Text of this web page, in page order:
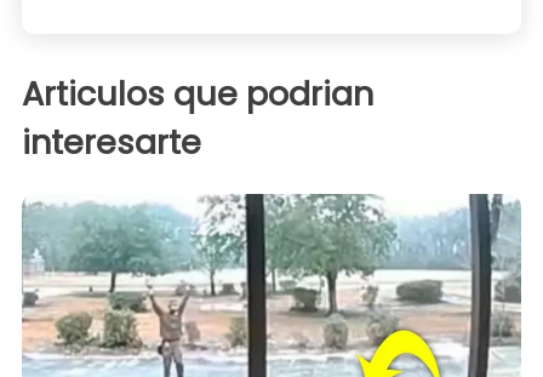
Articulos que podrian
interesarte